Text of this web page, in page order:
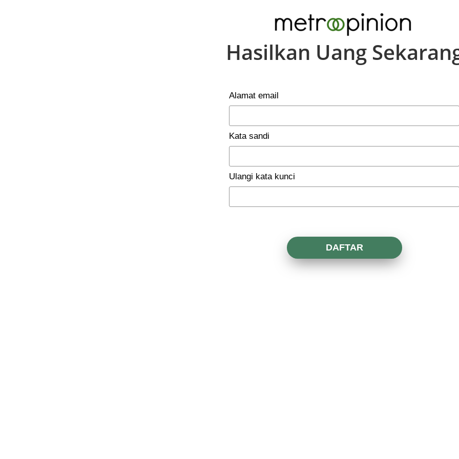
Hasilkan Uang
Alamat email
Kata sandi
Ulangi kata kunci
DAFTAR